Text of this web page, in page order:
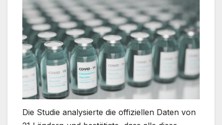
Die Studie analysierte die offiziellen Daten von